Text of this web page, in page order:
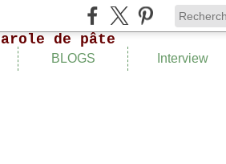
BLOGS Interview